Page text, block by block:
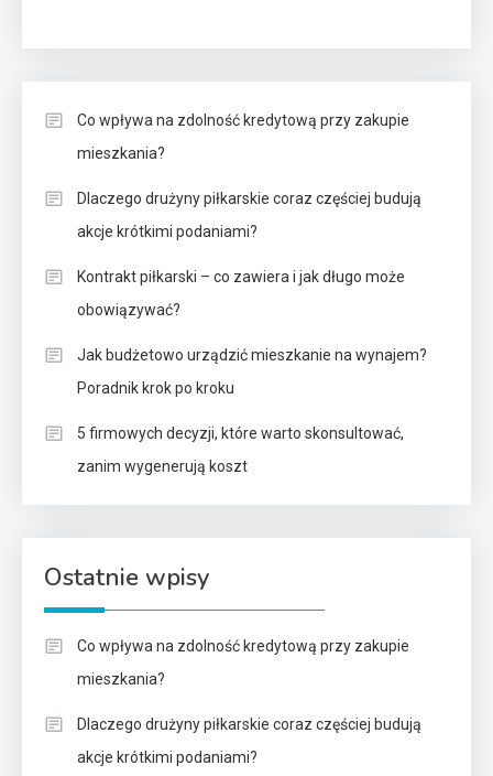
Co wpływa na zdolność kredytową przy zakupie
mieszkania?
Dlaczego drużyny piłkarskie coraz częściej budują
akcje krótkimi podaniami?
Kontrakt piłkarski – co zawiera i jak długo może
obowiązywać?
Jak budżetowo urządzić mieszkanie na wynajem?
Poradnik krok po kroku
5 firmowych decyzji, które warto skonsultować,
zanim wygenerują koszt
Ostatnie wpisy
Co wpływa na zdolność kredytową przy zakupie
mieszkania?
Dlaczego drużyny piłkarskie coraz częściej budują
akcje krótkimi podaniami?